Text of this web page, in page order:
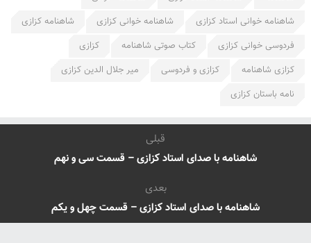
شاهنامه خوانی استاد کزازی
شاهنامه خوانی کزازی
شاهنامه کزازی
فردوسی خوانی کزازی
کتاب صوتی شاهنامه
کزازی
کزازی شاهنامه
کزازی و فردوسی
میر جلال الدین کزازی
نامه باستان کزازی
قبلی
شاهنامه با صدای استاد کزازی – قسمت سی و نهم
بعدی
شاهنامه با صدای استاد کزازی – قسمت چهل و یکم